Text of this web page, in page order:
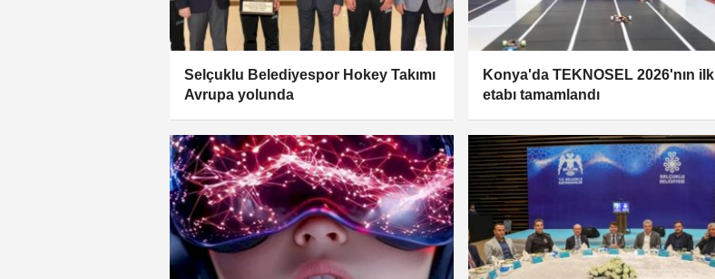
Selçuklu Belediyespor Hokey Takımı
Avrupa yolunda
Konya'da TEKNOSEL 2026'nın ilk
etabı tamamlandı